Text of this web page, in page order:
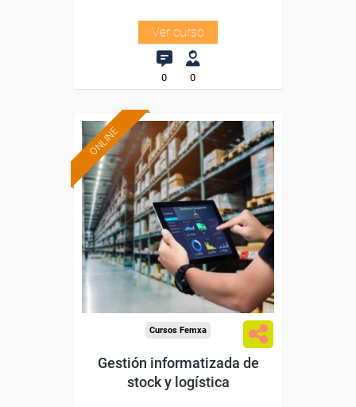
Ver curso
0 0
ONLINE
Formación 100%
subvencionada.
Para desempleados,
trabajadores y autónomos.
Sector
-Grandes Almacenes.
Cursos Femxa
Gestión informatizada de
stock y logística